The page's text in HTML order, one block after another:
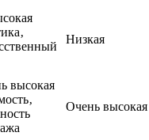
Низкая
высокая
Очень высокая